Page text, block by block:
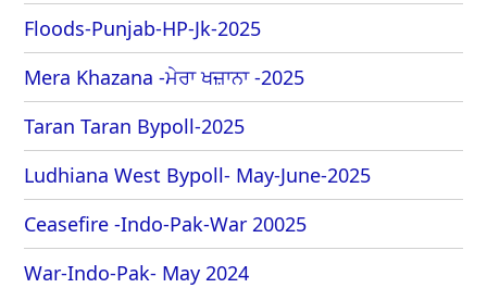
Floods-Punjab-HP-Jk-2025
Mera Khazana -ਮੇਰਾ ਖਜ਼ਾਨਾ -2025
Taran Taran Bypoll-2025
Ludhiana West Bypoll- May-June-2025
Ceasefire -Indo-Pak-War 20025
War-Indo-Pak- May 2024